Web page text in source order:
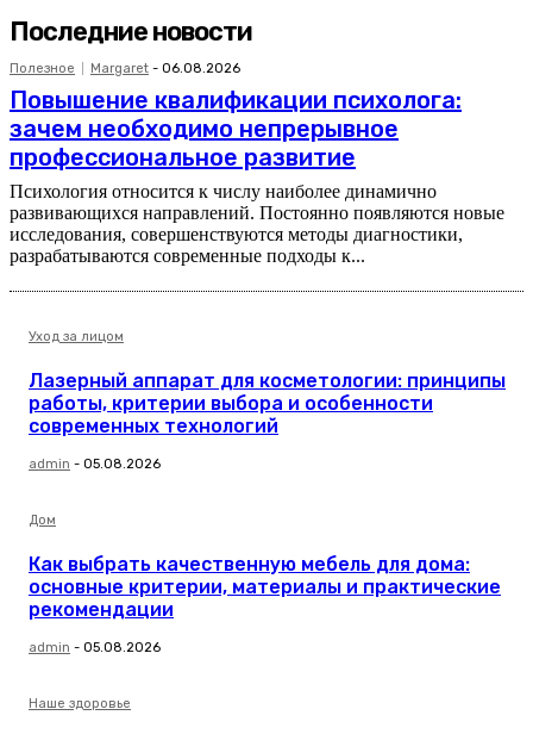
Последние новости
Полезное Margaret - 06.08.2026
Повышение квалификации психолога:
зачем необходимо непрерывное
профессиональное развитие
Психология относится к числу наиболее динамично
развивающихся направлений. Постоянно появляются новые
исследования, совершенствуются методы диагностики,
разрабатываются современные подходы к...
Уход за лицом
Лазерный аппарат для косметологии: принципы
работы, критерии выбора и особенности
современных технологий
admin - 05.08.2026
Дом
Как выбрать качественную мебель для дома:
основные критерии, материалы и практические
рекомендации
admin - 05.08.2026
Наше здоровье